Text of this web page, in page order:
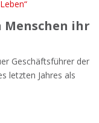
ihr
Geschäftsführer der
letzten Jahres als